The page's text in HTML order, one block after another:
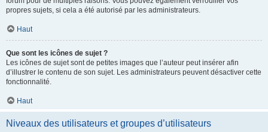
propres sujets, si cela a été autorisé par les administrateurs.
Haut
Que sont les icônes de sujet ?
Les icônes de sujet sont de petites images que l’auteur peut insérer afin
d’illustrer le contenu de son sujet. Les administrateurs peuvent désactiver cette
fonctionnalité.
Haut
Niveaux des utilisateurs et groupes d’utilisateurs